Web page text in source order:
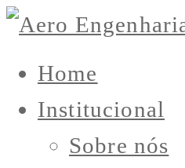
Home
Institucional
Sobre nós